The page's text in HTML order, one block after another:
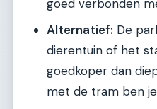
goed verbonden
Alternatief: De
dierentuin of het
goedkoper dan
met de tram ben